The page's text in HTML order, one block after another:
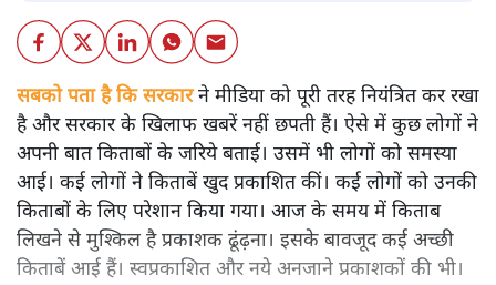
सबको पता है कि सरकारने मीडिया को पूरी तरह नियंत्रित कर रखा
है और सरकार के खिलाफ खबरें नहीं छपती हैं। ऐसे में कुछ लोगों ने
अपनी बात किताबों के जरिये बताई। उसमें भी लोगों को समस्या
आई। कई लोगों ने किताबें खुद प्रकाशित कीं। कई लोगों को उनकी
किताबों के लिए परेशान किया गया। आज के समय में किताब
लिखने से मुश्किल है प्रकाशक ढूंढ़ना। इसके बावजूद कई अच्छी
किताबें आई हैं। स्वप्रकाशित और नये अनजाने प्रकाशकों की भी।